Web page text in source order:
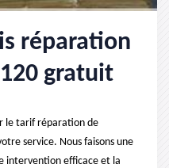
réparation
gratuit
le tarif réparation de
service. Nous faisons une
intervention efficace et la